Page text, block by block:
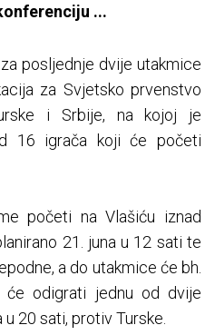
...
posljednje dvije utakmice
za Svjetsko prvenstvo
i Srbije, na kojoj je
16 igrača koji će početi
početi na Vlašiću iznad
21. juna u 12 sati te
a do utakmice će bh.
odigrati jednu od dvije
20 sati, protiv Turske.